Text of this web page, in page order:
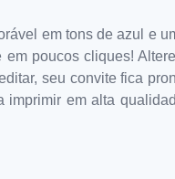
em tons de azul e
poucos cliques!
seu convite fica
imprimir em alta